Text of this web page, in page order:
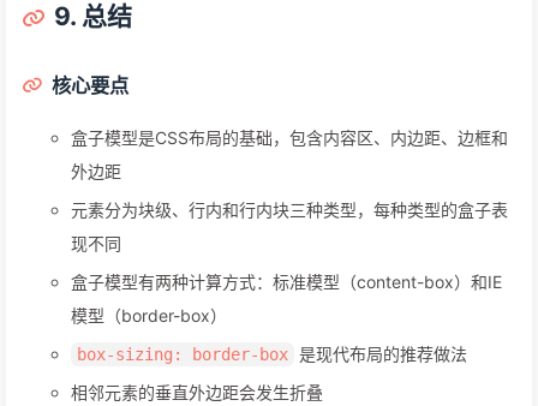
9. 总结
核心要点
盒子模型是CSS布局的基础，包含内容区、内边距、边框和
外边距
元素分为块级、行内和行内块三种类型，每种类型的盒子表
现不同
盒子模型有两种计算方式：标准模型（content-box）和IE
模型（border-box）
box-sizing: border-box 是现代布局的推荐做法
相邻元素的垂直外边距会发生折叠